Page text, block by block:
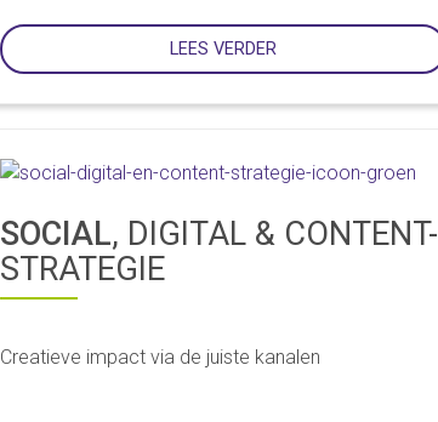
LEES VERDER
SOCIAL, DIGITAL & CONTENT-
STRATEGIE
Creatieve impact via de juiste kanalen